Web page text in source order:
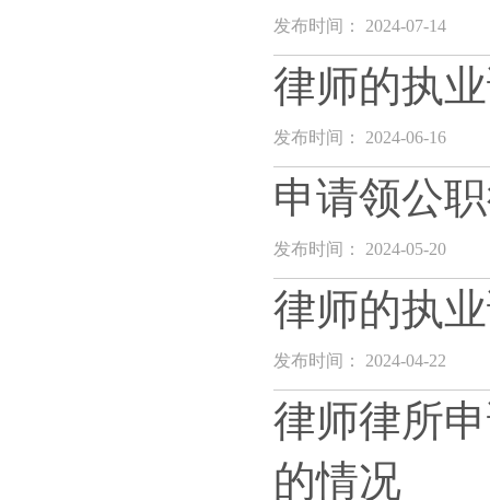
发布时间： 2024-07-14
律师的执
发布时间： 2024-06-16
申请领公
发布时间： 2024-05-20
律师的执
发布时间： 2024-04-22
律师律所
的情况